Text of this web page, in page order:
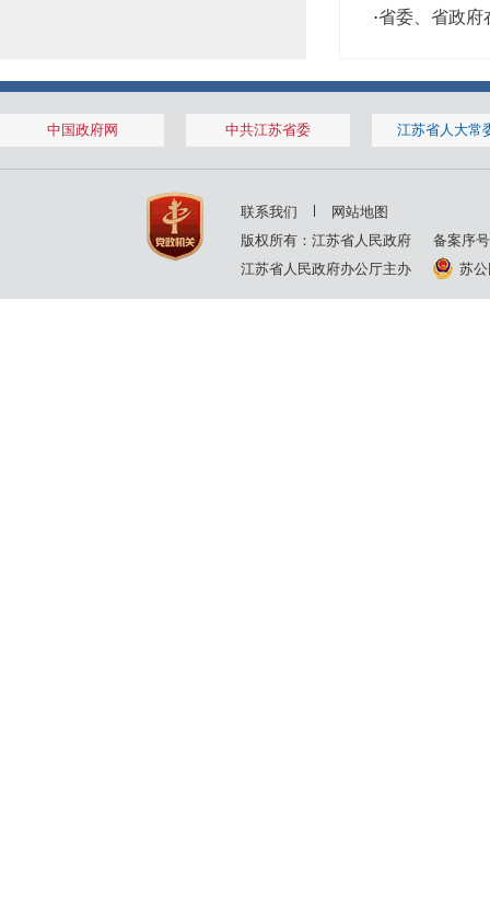
·省委、省政府
中国政府网 中共江苏省委 江苏省人大常
联系我们
网站地图
版权所有：江苏省人民政府
备案序
江苏省人民政府办公厅主办
苏